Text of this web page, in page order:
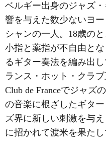
ベルギー出身のジャズ
響を与えた数少ないヨ
シャンの一人。18歳の
小指と薬指が不自由と
るギター奏法を編み出し
ランス・ホット・クラ
Club de Franceでジャズ
の音楽に根ざしたギタ
ズ界に新しい刺激を与
に招かれて渡米を果たし